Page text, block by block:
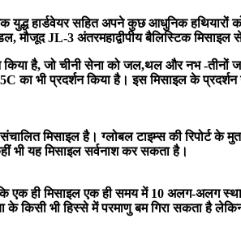
हार्डवेयर सहित अपने कुछ आधुनिक हथियारों
JL-3 अंतरमहाद्वीपीय बैलिस्टिक मिसाइल
है, जो चीनी सेना को जल,थल और नभ -तीनों
का भी प्रदर्शन किया है। इस मिसाइल के
मिसाइल है। ग्लोबल टाइम्स की रिपोर्ट के
भी यह मिसाइल सर्वनाश कर सकता है।
ही मिसाइल एक ही समय में 10 अलग-अलग
किसी भी हिस्से में परमाणु बम गिरा सकता है